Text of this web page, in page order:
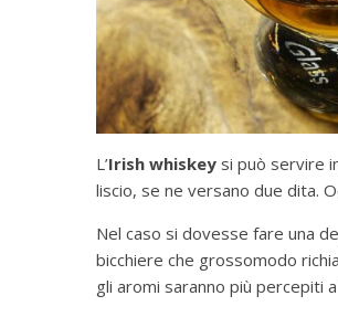
L’Irish whiskey si può servire
liscio, se ne versano due dita.
Nel caso si dovesse fare una
bicchiere che grossomodo
gli aromi saranno più percepiti